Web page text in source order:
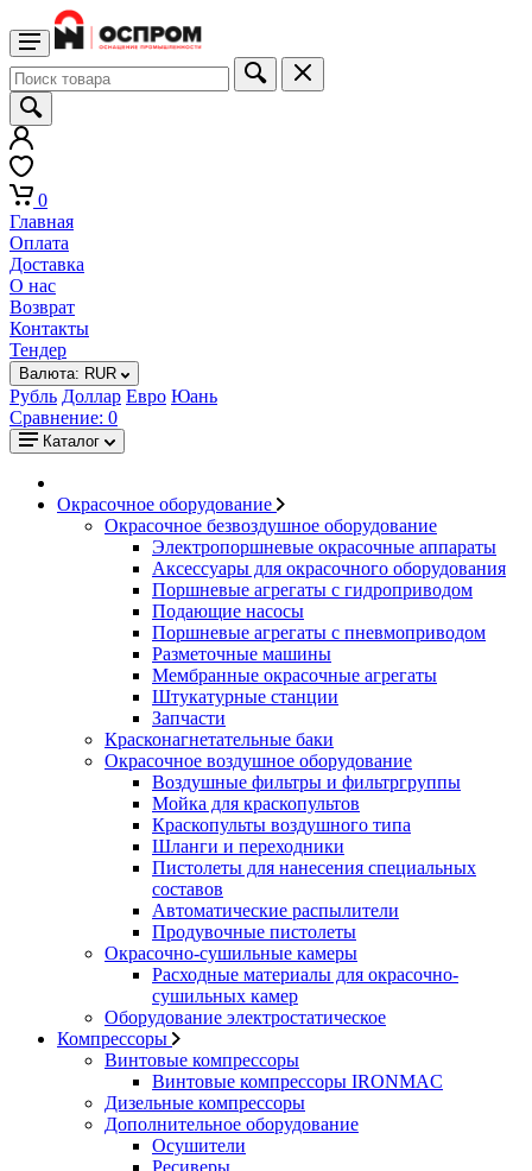
0
Главная
Оплата
Доставка
О нас
Возврат
Контакты
Тендер
Валюта: RUR
Рубль Доллар Евро Юань
Сравнение: 0
Каталог
Окрасочное оборудование
Окрасочное безвоздушное оборудование
Электропоршневые окрасочные аппараты
Аксессуары для окрасочного оборудования
Поршневые агрегаты с гидроприводом
Подающие насосы
Поршневые агрегаты с пневмоприводом
Разметочные машины
Мембранные окрасочные агрегаты
Штукатурные станции
Запчасти
Красконагнетательные баки
Окрасочное воздушное оборудование
Воздушные фильтры и фильтргруппы
Мойка для краскопультов
Краскопульты воздушного типа
Шланги и переходники
Пистолеты для нанесения специальных
составов
Автоматические распылители
Продувочные пистолеты
Окрасочно-сушильные камеры
Расходные материалы для окрасочно-
сушильных камер
Оборудование электростатическое
Компрессоры
Винтовые компрессоры
Винтовые компрессоры IRONMAC
Дизельные компрессоры
Дополнительное оборудование
Осушители